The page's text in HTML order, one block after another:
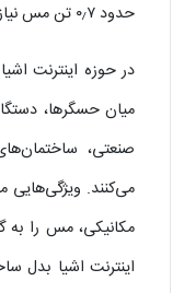
حدود ۰٫۷ تن مس نیاز خواهد بود.
میان حسگرها،
صنعتی،
می‌کنند. ویژگی‌هایی
مکانیکی، مس را به
اینترنت اشیا بدل